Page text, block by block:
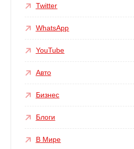
Twitter
WhatsApp
YouTube
Авто
Бизнес
Блоги
В Мире